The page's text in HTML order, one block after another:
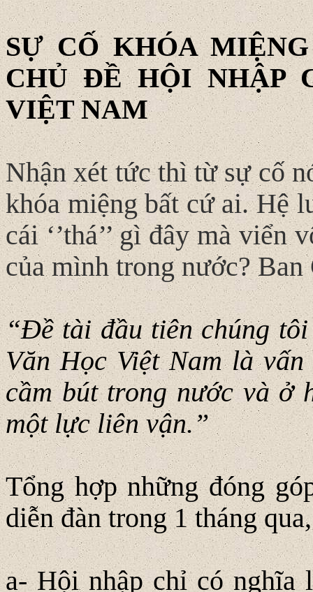
SỰ CỐ KHÓA
CHỦ ĐỀ HỘI NHẬP
VIỆT NAM
Nhận xét tức thì từ sự cố
khóa miệng bất cứ ai. Hệ
cái ‘’thá’’ gì đây mà
của mình trong nước?
“Đề tài đầu tiên chúng
Văn Học Việt Nam là
cầm bút trong nước và ở
một lực liên vận.”
Tổng hợp những đóng
diễn đàn trong 1 tháng
a- Hội nhập chỉ có nghĩa